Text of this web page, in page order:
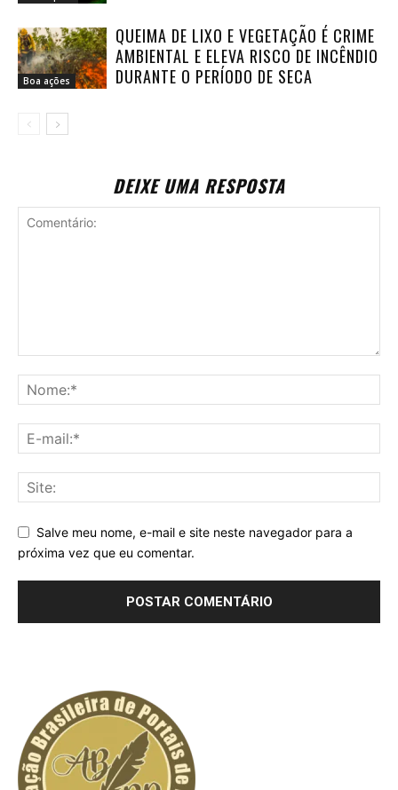
Boa ações
QUEIMA DE LIXO E VEGETAÇÃO É CRIME
AMBIENTAL E ELEVA RISCO DE INCÊNDIO
DURANTE O PERÍODO DE SECA
DEIXE UMA RESPOSTA
Salve meu nome, e-mail e site neste navegador para a
próxima vez que eu comentar.